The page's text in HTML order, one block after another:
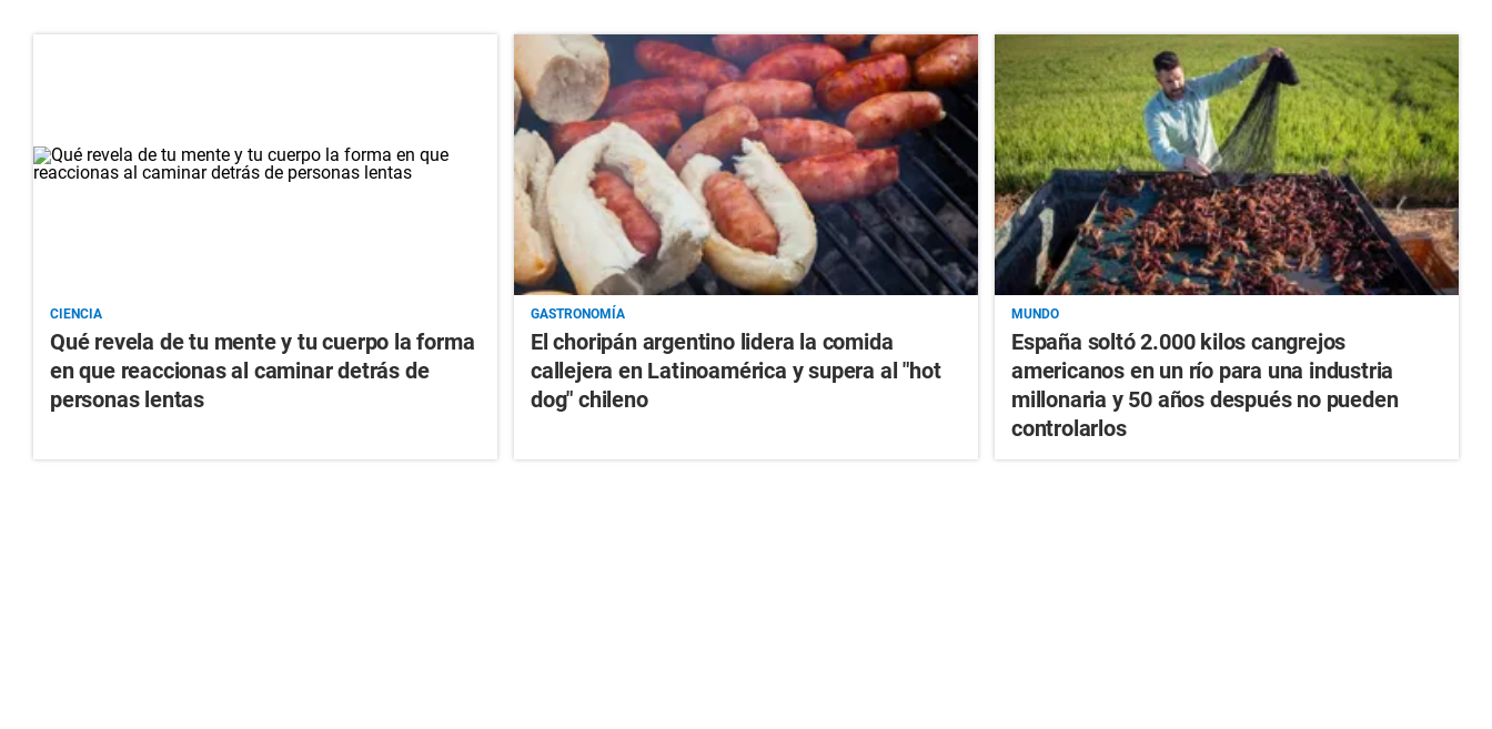
CIENCIA
Qué revela de tu mente y tu cuerpo la forma
en que reaccionas al caminar detrás de
personas lentas
GASTRONOMÍA
El choripán argentino lidera la comida
callejera en Latinoamérica y supera al "hot
dog" chileno
MUNDO
España soltó 2.000 kilos cangrejos
americanos en un río para una industria
millonaria y 50 años después no pueden
controlarlos